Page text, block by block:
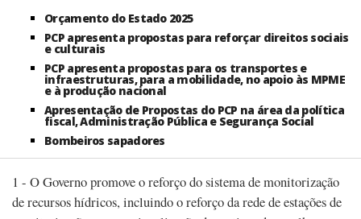
Orçamento do Estado 2025
PCP apresenta propostas para reforçar direitos sociais
e culturais
PCP apresenta propostas para os transportes e
infraestruturas, para a mobilidade, no apoio às MPME
e à produção nacional
Apresentação de Propostas do PCP na área da política
fiscal, Administração Pública e Segurança Social
Bombeiros sapadores
1 - O Governo promove o reforço do sistema de monitorização
de recursos hídricos, incluindo o reforço da rede de estações de